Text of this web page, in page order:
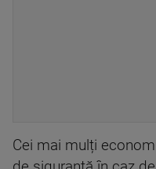
Cei mai mulți